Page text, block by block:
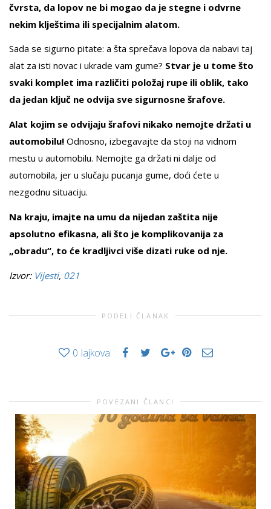
čvrsta, da lopov ne bi mogao da je stegne i odvrne
nekim klještima ili specijalnim alatom.
Sada se sigurno pitate: a šta sprečava lopova da nabavi taj
alat za isti novac i ukrade vam gume? Stvar je u tome što
svaki komplet ima različiti položaj rupe ili oblik, tako
da jedan ključ ne odvija sve sigurnosne šrafove.
Alat kojim se odvijaju šrafovi nikako nemojte držati u
automobilu! Odnosno, izbegavajte da stoji na vidnom
mestu u automobilu. Nemojte ga držati ni dalje od
automobila, jer u slučaju pucanja gume, doći ćete u
nezgodnu situaciju.
Na kraju, imajte na umu da nijedan zaštita nije
apsolutno efikasna, ali što je komplikovanija za
„obradu“, to će kradljivci više dizati ruke od nje.
Izvor: Vijesti, 021
PODELI ČLANAK
0 lajkova
POVEZANI ČLANCI